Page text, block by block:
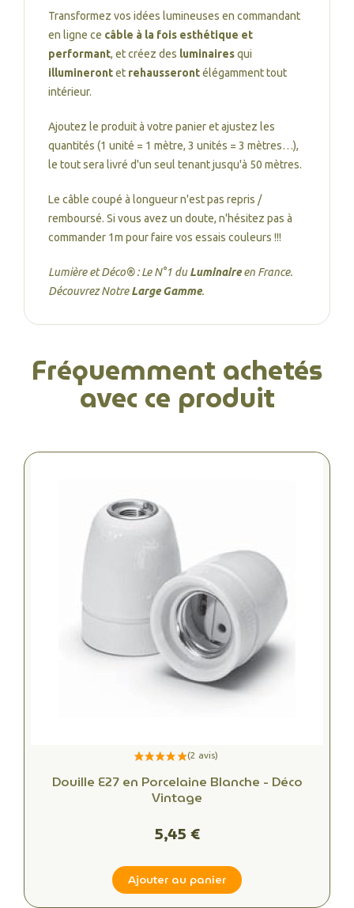
Transformez vos idées lumineuses en commandant
en ligne ce câble à la fois esthétique et
performant, et créez des luminairesqui
illuminerontet rehausserontélégamment tout
intérieur.
Ajoutez le produit à votre panier et ajustez les
quantités (1 unité = 1 mètre, 3 unités = 3 mètres…),
le tout sera livré d'un seul tenant jusqu'à 50 mètres.
Le câble coupé à longueur n'est pas repris /
remboursé. Si vous avez un doute, n'hésitez pas à
commander 1m pour faire vos essais couleurs !!!
Lumière et Déco® : Le N°1 duLuminaireen France.
Découvrez NotreLarge Gamme.
Fréquemment achetés
avec ce produit
Douille E27 en Porcelaine Blanche - Déco
Vintage
5,45 €
Ajouter au panier